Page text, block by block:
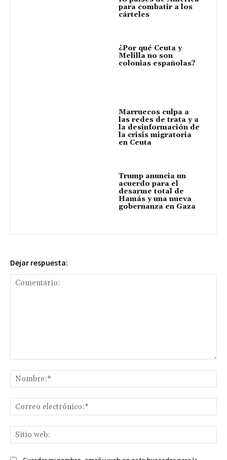
para combatir a los
cárteles
¿Por qué Ceuta y
Melilla no son
colonias españolas?
Marruecos culpa a
las redes de trata y a
la desinformación de
la crisis migratoria
en Ceuta
Trump anuncia un
acuerdo para el
desarme total de
Hamás y una nueva
gobernanza en Gaza
Dejar respuesta: